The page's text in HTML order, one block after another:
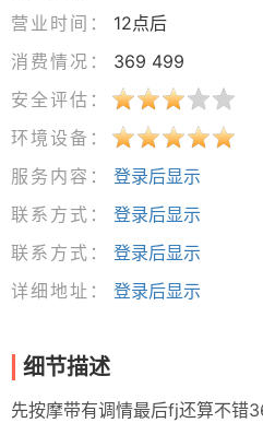
营业时间：
12点后
消费情况：
369 499
安全评估：
环境设备：
服务内容：
登录后显示
联系方式：
登录后显示
联系方式：
登录后显示
详细地址：
登录后显示
细节描述
先按摩带有调情最后fj还算不错